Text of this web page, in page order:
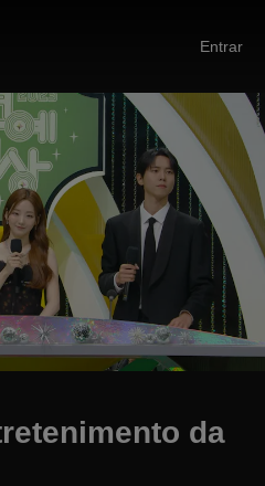
Entrar
da
da